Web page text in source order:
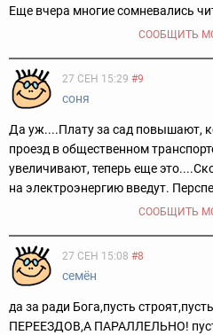
Еще вчера многие сомневались
СООБЩИТЬ
27 СЕН 15:29 #9
соня
Да уж....Плату за сад повышают,
проезд в общественном
увеличивают, теперь еще
на электроэнергию введут.
СООБЩИТЬ
27 СЕН 15:08 #8
семён
да за ради Бога,пусть
ПЕРЕЕЗДОВ,А ПАРАЛЛЕЛЬНО!